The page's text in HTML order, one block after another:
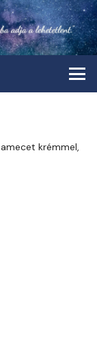
krémmel,